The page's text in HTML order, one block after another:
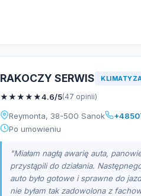
RAKOCZY SERWIS
★★★★★4.6/5(47 opinii)
Reymonta, 38-500 Sanok
Po umowieniu
"Miałam nagłą awarię auta,
przystąpili do działania.
auto było gotowe i sprawne do
nie byłam tak zadowolona z